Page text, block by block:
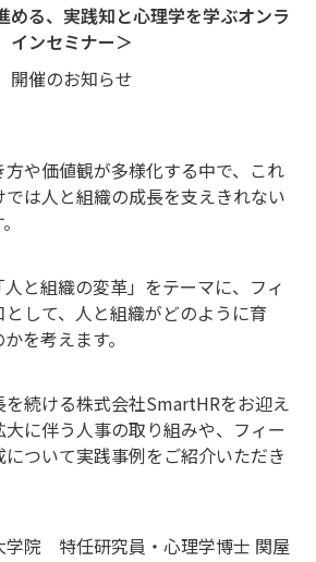
める、実践知と心理学を学ぶオンラ
インセミナー＞
開催のお知らせ
や価値観が多様化する中で、 これ
では人と組織の成長を支えきれない
と組織の変革」をテーマに、 フィ
して、人と組織がどのように育
を考えます。
続ける株式会社SmartHRをお迎え
に伴う人事の取り組みや、フィー
について実践事例をご紹介いただき
学院 特任研究員・心理学博士 関屋